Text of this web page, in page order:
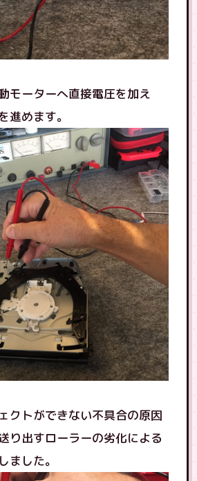
モーターへ直接電圧を加え
進めます。
クトができない不具合の原因
り出すローラーの劣化による
ました。